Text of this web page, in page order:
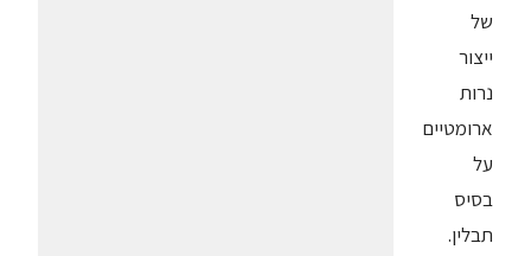
של
ייצור
נרות
ארומטיים
על
בסיס
תבלין.